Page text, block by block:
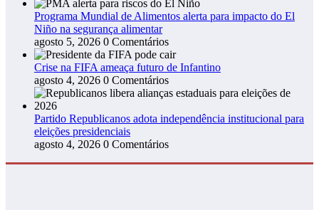
Programa Mundial de Alimentos alerta para impacto do El
Niño na segurança alimentar
agosto 5, 2026 0 Comentários
Crise na FIFA ameaça futuro de Infantino
agosto 4, 2026 0 Comentários
Partido Republicanos adota independência institucional para
eleições presidenciais
agosto 4, 2026 0 Comentários